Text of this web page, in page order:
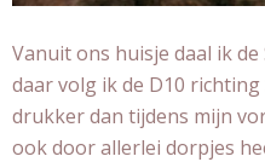
Vanuit ons huisje daal ik
daar volg ik de D10
drukker dan tijdens mijn
ook door allerlei dorpjes